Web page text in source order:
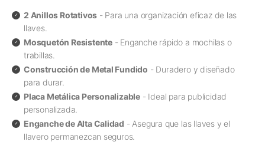
2 Anillos Rotativos - Para una organización eficaz de las
llaves.
Mosquetón Resistente- Enganche rápido a mochilas o
trabillas.
Construcción de Metal Fundido - Duradero y diseñado
para durar.
Placa Metálica Personalizable - Ideal para publicidad
personalizada.
Enganche de Alta Calidad - Asegura que las llaves y el
llavero permanezcan seguros.